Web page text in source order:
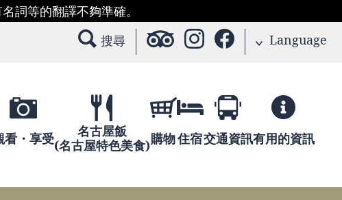
詞等的翻譯不夠準確。
搜尋 Language
看・享受
名古屋飯
(名古屋特色美食)購物住宿交通資訊有用的資訊